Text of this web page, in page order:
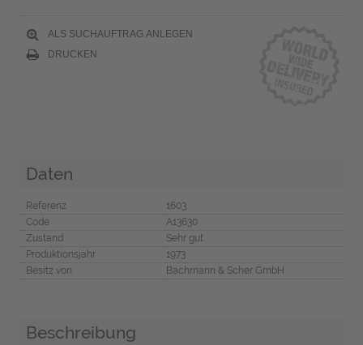
ALS SUCHAUFTRAG ANLEGEN
DRUCKEN
Daten
Referenz
1603
Code
A13630
Zustand
Sehr gut
Produktionsjahr
1973
Besitz von
Bachmann & Scher GmbH
Beschreibung